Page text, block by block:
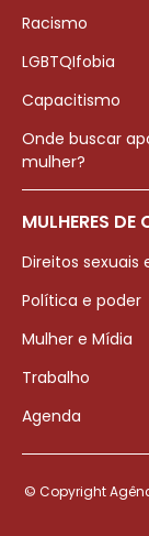
Racismo
LGBTQIfobia
Capacitismo
Onde buscar
mulher?
MULHERES DE
Direitos sexuais
Política e poder
Mulher e Mídia
Trabalho
Agenda
© Copyright